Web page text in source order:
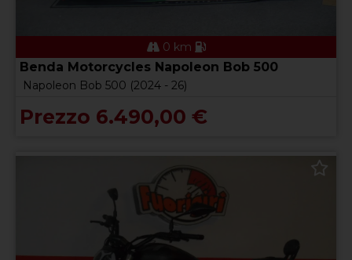
0 km
Benda Motorcycles Napoleon Bob 500
Napoleon Bob 500 (2024 - 26)
Prezzo 6.490,00 €